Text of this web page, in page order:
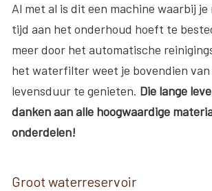
Al met al is dit een machine waarbij
tijd aan het onderhoud hoeft te
meer door het automatische
het waterfilter weet je bovendien van
levensduur te genieten. Die lange
danken aan alle hoogwaardige
onderdelen!
Groot waterreservoir